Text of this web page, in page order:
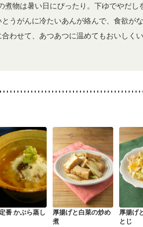
煮物は暑い日にぴったり。下ゆでやだし
うがんに冷たいあんが絡んで、食欲が
わせて、あつあつに温めてもおいしく
冬の定番 かぶら蒸し
厚揚げと白菜の炒め
煮
厚揚げ
とじ